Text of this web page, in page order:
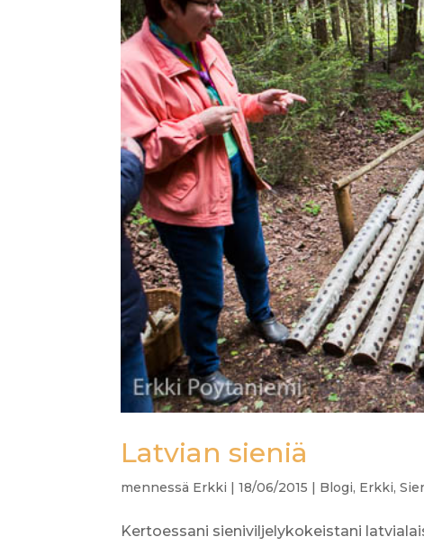
Latvian sieniä
mennessä Erkki |18/06/2015 | Blogi, Erkki,
Kertoessani sieniviljelykokeistani